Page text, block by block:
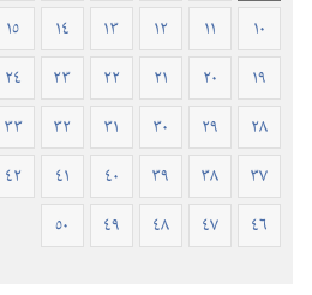
١٠
١١ ١٢ ١٣ ١٤ ١٥
١٩
٢٠ ٢١ ٢٢ ٢٣ ٢٤
٢٨
٢٩ ٣٠ ٣١ ٣٢ ٣٣
٣٧
٣٨ ٣٩ ٤٠ ٤١ ٤٢
٤٦
٤٧ ٤٨ ٤٩ ٥٠